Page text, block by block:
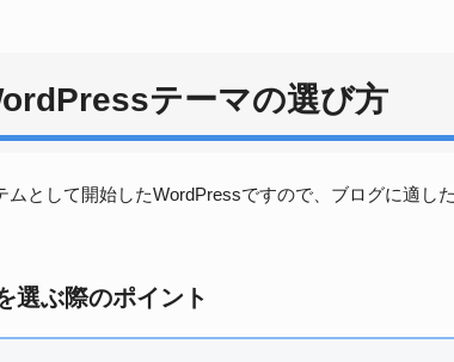
テーマの選び方
ムとして開始したWordPressですので、ブログに適し
選ぶ際のポイント